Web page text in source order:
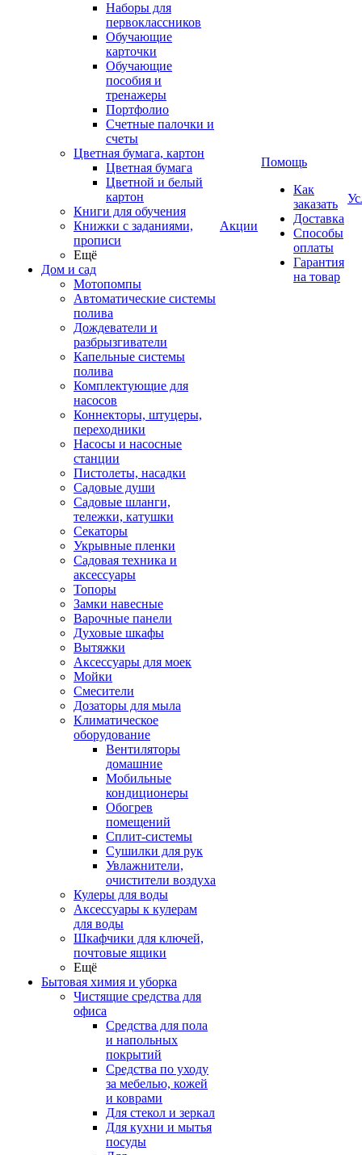
Наборы для
первоклассников
Обучающие
карточки
Обучающие
пособия и
тренажеры
Портфолио
Счетные палочки и
счеты
Цветная бумага, картон
Цветная бумага
Цветной и белый
картон
Книги для обучения
Книжки с заданиями,
прописи
Ещё
Дом и сад
Мотопомпы
Автоматические системы
полива
Дождеватели и
разбрызгиватели
Капельные системы
полива
Комплектующие для
насосов
Коннекторы, штуцеры,
переходники
Насосы и насосные
станции
Пистолеты, насадки
Садовые души
Садовые шланги,
тележки, катушки
Секаторы
Укрывные пленки
Садовая техника и
аксессуары
Топоры
Замки навесные
Варочные панели
Духовые шкафы
Вытяжки
Аксессуары для моек
Мойки
Смесители
Дозаторы для мыла
Климатическое
оборудование
Вентиляторы
домашние
Мобильные
кондиционеры
Обогрев
помещений
Сплит-системы
Сушилки для рук
Увлажнители,
очистители воздуха
Кулеры для воды
Аксессуары к кулерам
для воды
Шкафчики для ключей,
почтовые ящики
Ещё
Бытовая химия и уборка
Чистящие средства для
офиса
Средства для пола
и напольных
покрытий
Средства по уходу
за мебелью, кожей
и коврами
Для стекол и зеркал
Для кухни и мытья
посуды
Акции
Помощь
Как
заказать
Доставка
Способы
оплаты
Гарантия
на товар